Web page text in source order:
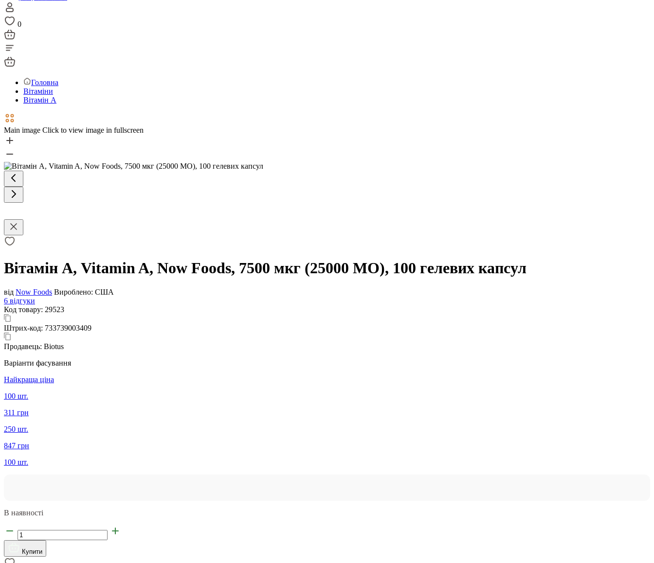
0
Головна
Вітаміни
Вітамін А
Main image Click to view image in fullscreen
Вітамін А, Vitamin A, Now Foods, 7500 мкг (25000 МО), 100 гелевих капсул
від Now Foods Вироблено: США
6 відгуки
Код товару: 29523
Штрих-код: 733739003409
Продавець: Biotus
Варіанти фасування
Найкраща ціна
100 шт.
311 грн
250 шт.
847 грн
100 шт.
В наявності
Купити